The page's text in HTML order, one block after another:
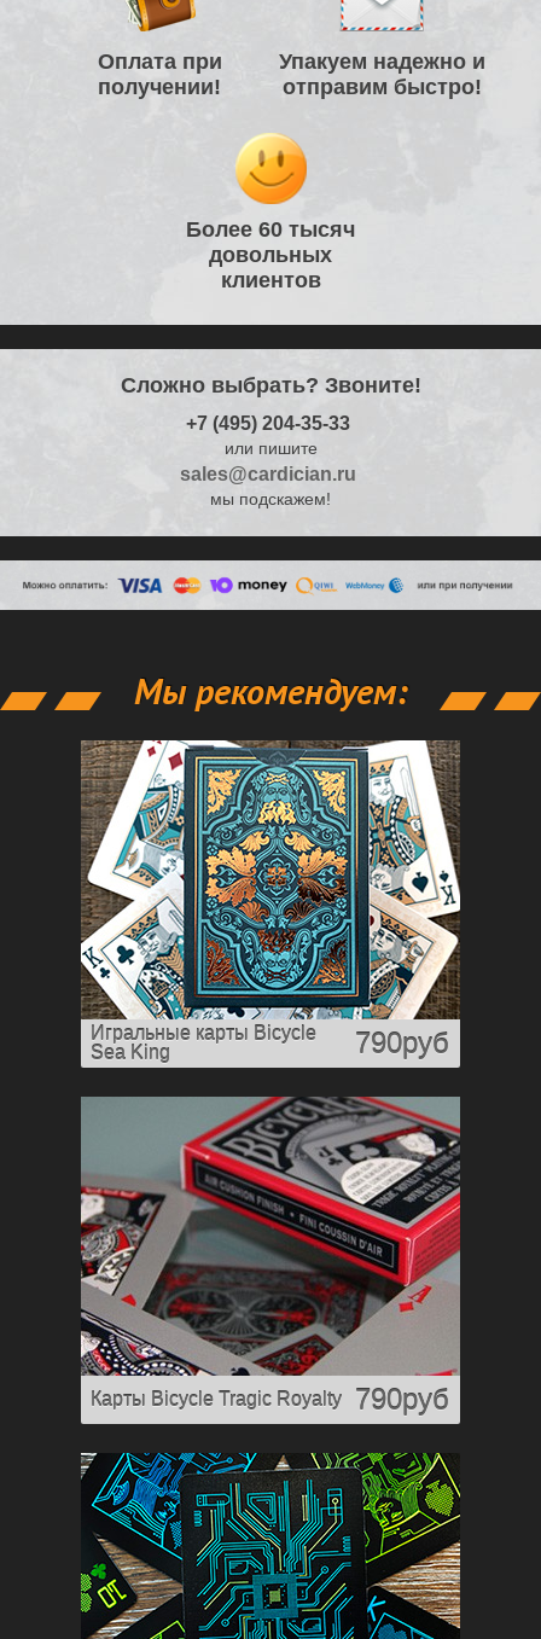
Оплата при
получении!
Упакуем надежно и
отправим быстро!
Более 60 тысяч
довольных
клиентов
Сложно выбрать? Звоните!
+7 (495) 204-35-33
или пишите
sales@cardician.ru
мы подскажем!
Мы рекомендуем:
Игральные карты Bicycle
Sea King
790руб
Карты Bicycle Tragic Royalty 790руб